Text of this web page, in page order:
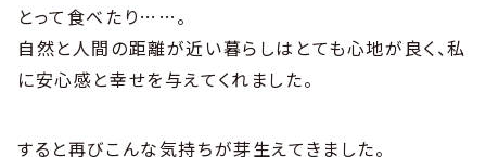
とって食べたり……。
自然と人間の距離が近い暮らしはとても心地が良く、私
に安心感と幸せを与えてくれました。
すると再びこんな気持ちが芽生えてきました。